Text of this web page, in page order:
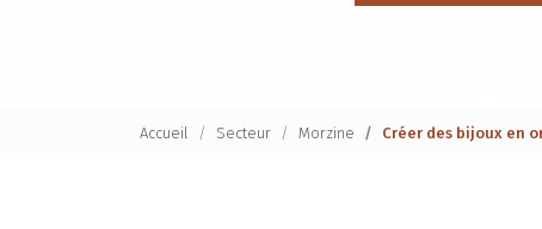
Accueil Secteur Morzine Créer des bijoux en